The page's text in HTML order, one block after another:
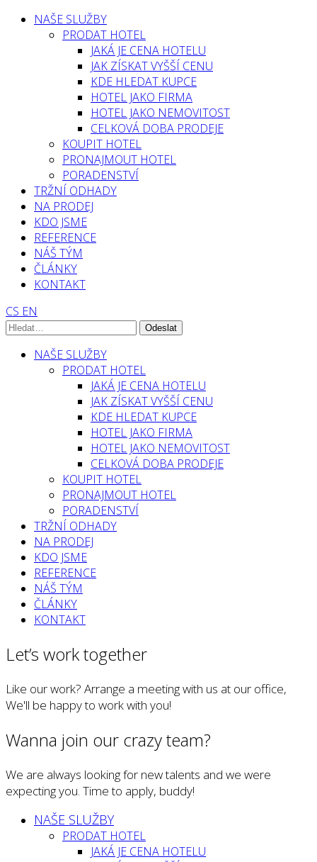
NAŠE SLUŽBY
PRODAT HOTEL
JAKÁ JE CENA HOTELU
JAK ZÍSKAT VYŠŠÍ CENU
KDE HLEDAT KUPCE
HOTEL JAKO FIRMA
HOTEL JAKO NEMOVITOST
CELKOVÁ DOBA PRODEJE
KOUPIT HOTEL
PRONAJMOUT HOTEL
PORADENSTVÍ
TRŽNÍ ODHADY
NA PRODEJ
KDO JSME
REFERENCE
NÁŠ TÝM
ČLÁNKY
KONTAKT
CS EN
NAŠE SLUŽBY
PRODAT HOTEL
JAKÁ JE CENA HOTELU
JAK ZÍSKAT VYŠŠÍ CENU
KDE HLEDAT KUPCE
HOTEL JAKO FIRMA
HOTEL JAKO NEMOVITOST
CELKOVÁ DOBA PRODEJE
KOUPIT HOTEL
PRONAJMOUT HOTEL
PORADENSTVÍ
TRŽNÍ ODHADY
NA PRODEJ
KDO JSME
REFERENCE
NÁŠ TÝM
ČLÁNKY
KONTAKT
Let’s work together
Like our work? Arrange a meeting with us at our office,
We'll be happy to work with you!
Wanna join our crazy team?
We are always looking for new talents and we were
expecting you. Time to apply, buddy!
NAŠE SLUŽBY
PRODAT HOTEL
JAKÁ JE CENA HOTELU